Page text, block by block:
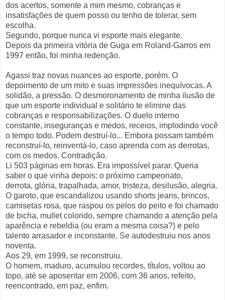
dos acertos, somente a mim mesmo, cobranças e
insatisfações de quem posso ou tenho de tolerar, sem
escolha.
Segundo, porque nunca vi esporte mais elegante.
Depois da primeira vitória de Guga em Roland-Garros em
1997 então, foi minha redenção.
Agassi traz novas nuances ao esporte, porém. O
depoimento de um mito e suas impressões inequívocas. A
solidão, a pressão. O desmoronamento de minha ilusão de
que um esporte individual e solitário te elimine das
cobranças e responsabilizações. O duelo interno
constante, inseguranças e medos, receios, implodindo você
o tempo todo. Podem destruí-lo... Embora possam também
reconstruí-lo, reinventá-lo, caso aprenda com as derrotas,
com os medos. Contradição.
Li 503 páginas em horas. Era impossível parar. Queria
saber o que vinha depois: o próximo campeonato,
derrota, glória, trapalhada, amor, tristeza, desilusão, alegria.
O garoto, que escandalizou usando shorts jeans, brincos,
camisetas rosa, que raspou os pelos do peito e foi chamado
de bicha, mullet colorido, sempre chamando a atenção pela
aparência e rebeldia (ou eram a mesma coisa?) e pelo
talento arrasador e inconstante. Se autodestruiu nos anos
noventa.
Aos 29, em 1999, se reconstruiu.
O homem, maduro, acumulou recordes, títulos, voltou ao
topo, até se aposentar em 2006, com 36 anos, refeito,
reencontrado, em paz, enfim.